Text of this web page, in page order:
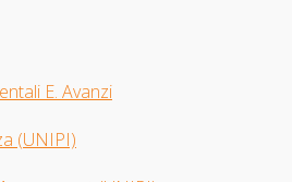
E. Avanzi
(UNIPI​)